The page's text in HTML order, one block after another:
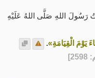
رَسُولَ اللهِ صَلَّى اللهُ عَلَيْهِ
يَوْمَ الْقِيَامَةِ».